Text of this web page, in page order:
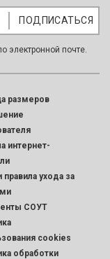
электронной почте.
размеров
интернет-
правила ухода за
СОУТ
cookies
обработки